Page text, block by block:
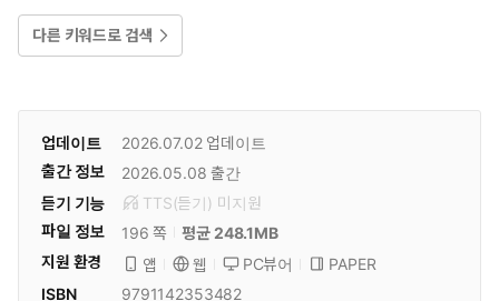
다른 키워드로 검색
업데이트 2026.07.02업데이트
출간 정보
2026.05.08 출간
듣기 기능
TTS(듣기) 미 지원
파일 정보
196 쪽
평균 248.1MB
지원 환경
앱 웹 PC뷰어
PAPER
ISBN
9791142353482